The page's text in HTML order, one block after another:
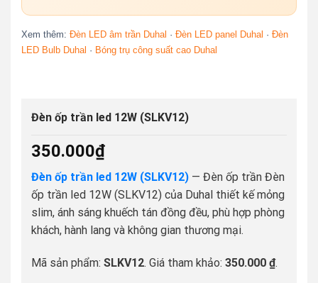
Xem thêm: Đèn LED âm trần Duhal · Đèn LED panel Duhal · Đèn
LED Bulb Duhal · Bóng trụ công suất cao Duhal
Đèn ốp trần led 12W (SLKV12)
350.000₫
Đèn ốp trần led 12W (SLKV12)— Đèn ốp trần Đèn
ốp trần led 12W (SLKV12) của Duhal thiết kế mỏng
slim, ánh sáng khuếch tán đồng đều, phù hợp phòng
khách, hành lang và không gian thương mại.
Mã sản phẩm: SLKV12. Giá tham khảo: 350.000 ₫.